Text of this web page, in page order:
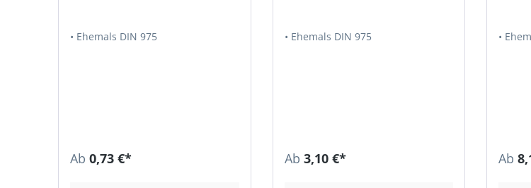
• Ehemals DIN 975
Ab 0,73 €*
• Ehemals DIN 975
Ab 3,10 €*
•
Ab